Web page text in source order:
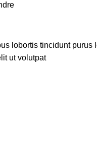
lobortis tincidunt
ut volutpat.